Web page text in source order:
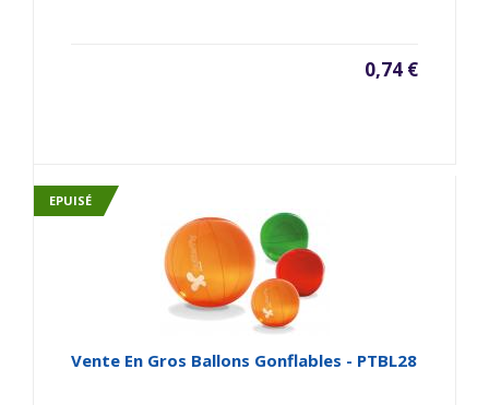
0,74 €
EPUISÉ
Vente En Gros Ballons Gonflables - PTBL28